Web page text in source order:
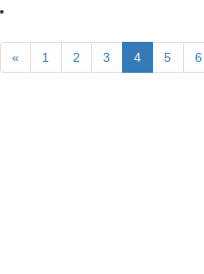
« 1 2 3 4 5 6